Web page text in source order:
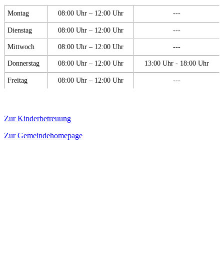
Montag 08:00 Uhr – 12:00 Uhr ---
Dienstag 08:00 Uhr – 12:00 Uhr ---
Mittwoch 08:00 Uhr – 12:00 Uhr ---
Donnerstag 08:00 Uhr – 12:00 Uhr 13:00 Uhr - 18:00 Uhr
Freitag 08:00 Uhr – 12:00 Uhr ---
Zur Kinderbetreuung
Zur Gemeindehomepage